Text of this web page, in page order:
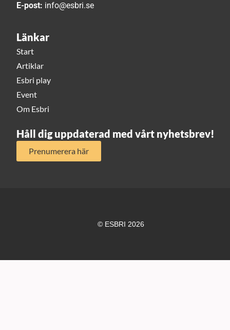
E-post: info@esbri.se
Länkar
Start
Artiklar
Esbri play
Event
Om Esbri
Håll dig uppdaterad med vårt nyhetsbrev!
Prenumerera här
© ESBRI 2026